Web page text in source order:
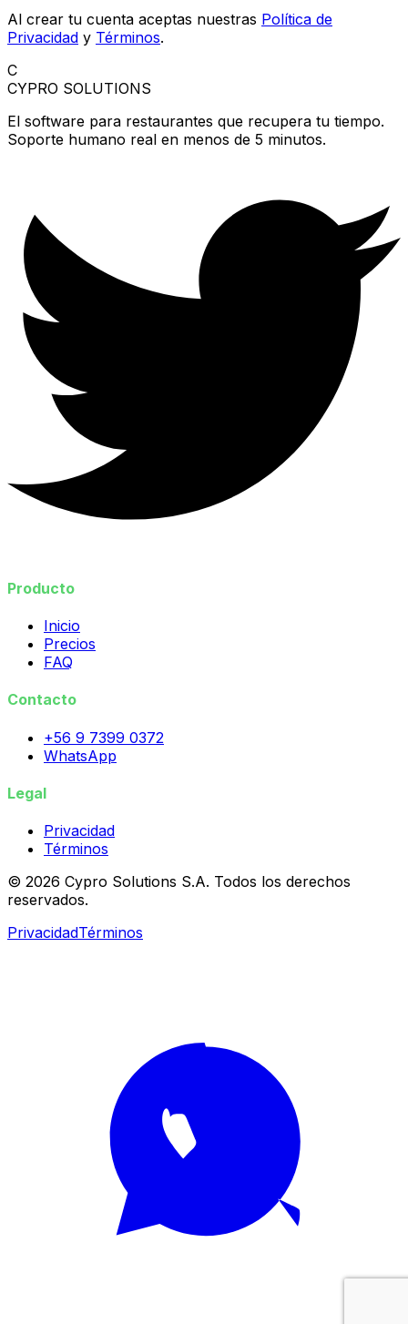
Al crear tu cuenta aceptas nuestras Política de
Privacidad y Términos.
C
CYPRO SOLUTIONS
El software para restaurantes que recupera tu tiempo.
Soporte humano real en menos de 5 minutos.
Producto
Inicio
Precios
FAQ
Contacto
+56 9 7399 0372
WhatsApp
Legal
Privacidad
Términos
© 2026 Cypro Solutions S.A. Todos los derechos
reservados.
PrivacidadTérminos